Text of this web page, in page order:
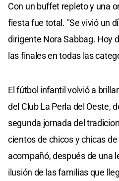
Con un buffet repleto y una
fiesta fue total. "Se vivió un
dirigente Nora Sabbag. Hoy
las finales en todas las
El fútbol infantil volvió a
del Club La Perla del Oeste,
segunda jornada del
cientos de chicos y chicas de
acompañó, después de una
ilusión de las familias que